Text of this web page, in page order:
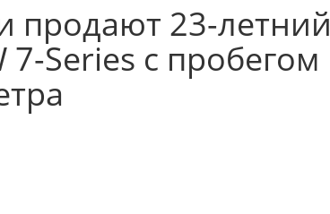
продают 23-летний
7-Series с пробегом